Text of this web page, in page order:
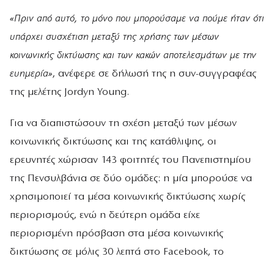
«Πριν από αυτό, το μόνο που μπορούσαμε να πούμε ήταν ότι
υπάρχει συσχέτιση μεταξύ της χρήσης των μέσων
κοινωνικής δικτύωσης και των κακών αποτελεσμάτων με την
ευημερία», ανέφερε σε δήλωσή της η συν-συγγραφέας
της μελέτης Jordyn Young.
Για να διαπιστώσουν τη σχέση μεταξύ των μέσων
κοινωνικής δικτύωσης και της κατάθλιψης, οι
ερευνητές χώρισαν 143 φοιτητές του Πανεπιστημίου
της Πενσυλβάνια σε δύο ομάδες: η μία μπορούσε να
χρησιμοποιεί τα μέσα κοινωνικής δικτύωσης χωρίς
περιορισμούς, ενώ η δεύτερη ομάδα είχε
περιορισμένη πρόσβαση στα μέσα κοινωνικής
δικτύωσης σε μόλις 30 λεπτά στο Facebook, το